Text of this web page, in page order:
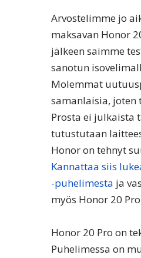
Arvostelimme jo
maksavan Honor
jälkeen saimme
sanotun
Molemmat
samanlaisia, joten
Prosta ei julkaista
tutustutaan
Honor on tehnyt
Kannattaa siis
-puhelimesta ja
myös Honor 20
Honor 20 Pro on
Puhelimessa on